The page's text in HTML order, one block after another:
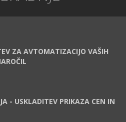
ZA AVTOMATIZACIJO VAŠIH
- USKLADITEV PRIKAZA CEN IN